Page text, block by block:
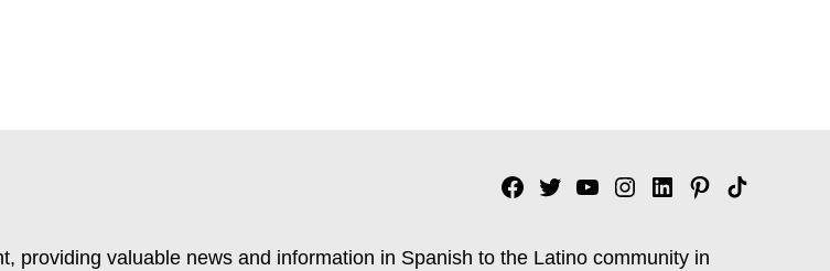
Facebook
TwitterYouTubeInstagram
Linkedin
Pinterest
Tik
providing valuable news and information in Spanish to the Latino community in